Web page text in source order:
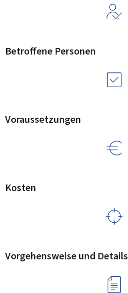
Betroffene Personen
Voraussetzungen
Kosten
Vorgehensweise und Details